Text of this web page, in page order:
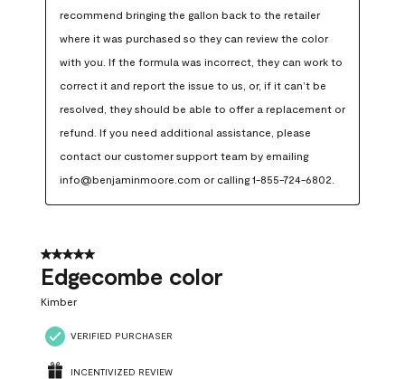
recommend bringing the gallon back to the retailer
where it was purchased so they can review the color
with you. If the formula was incorrect, they can work to
correct it and report the issue to us, or, if it can’t be
resolved, they should be able to offer a replacement or
refund. If you need additional assistance, please
contact our customer support team by emailing
info@benjaminmoore.com or calling 1-855-724-6802.
5 out of 5 stars.
Edgecombe color
Kimber
VERIFIED PURCHASER
INCENTIVIZED REVIEW